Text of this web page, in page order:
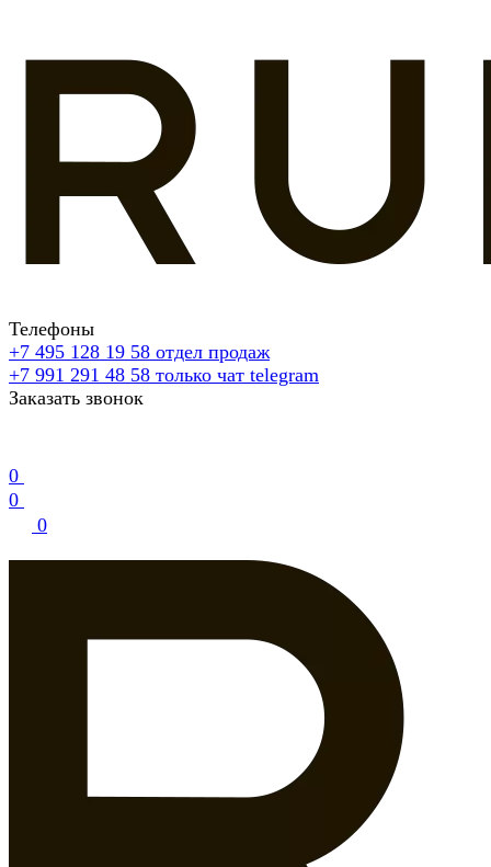
Телефоны
+7 495 128 19 58 отдел продаж
+7 991 291 48 58 только чат telegram
Заказать звонок
0
0
0